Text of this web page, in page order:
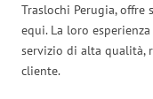
Traslochi Perugia,
equi. La loro
servizio di alta qualità,
cliente.